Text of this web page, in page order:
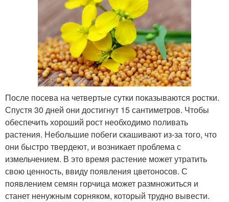
После посева на четвертые сутки показываются ростки.
Спустя 30 дней они достигнут 15 сантиметров. Чтобы
обеспечить хороший рост необходимо поливать
растения. Небольшие побеги скашивают из-за того, что
они быстро твердеют, и возникает проблема с
измельчением. В это время растение может утратить
свою ценность, ввиду появления цветоносов. С
появлением семян горчица может размножиться и
станет ненужным сорняком, который трудно вывести.